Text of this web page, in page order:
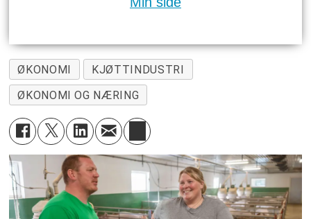
ØKONOMI
KJØTTINDUSTRI
ØKONOMI OG NÆRING